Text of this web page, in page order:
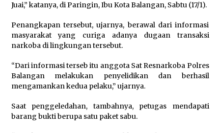
Juai,” katanya, di Paringin, Ibu Kota Balangan, Sabtu (17/1).
Penangkapan tersebut, ujarnya, berawal dari informasi
masyarakat yang curiga adanya dugaan transaksi
narkoba di lingkungan tersebut.
“Dari informasi terseb itu anggota Sat Resnarkoba Polres
Balangan melakukan penyelidikan dan berhasil
mengamankan kedua pelaku,” ujarnya.
Saat penggeledahan, tambahnya, petugas mendapati
barang bukti berupa satu paket sabu.